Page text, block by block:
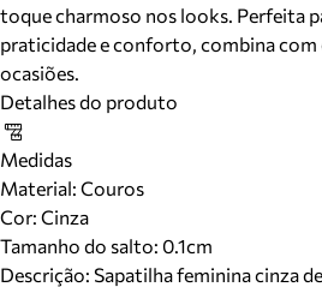
toque charmoso nos looks. Perfeita
praticidade e conforto, combina com
ocasiões.
Detalhes do produto
Medidas
Material: Couros
Cor: Cinza
Tamanho do salto: 0.1cm
Descrição: Sapatilha feminina cinza